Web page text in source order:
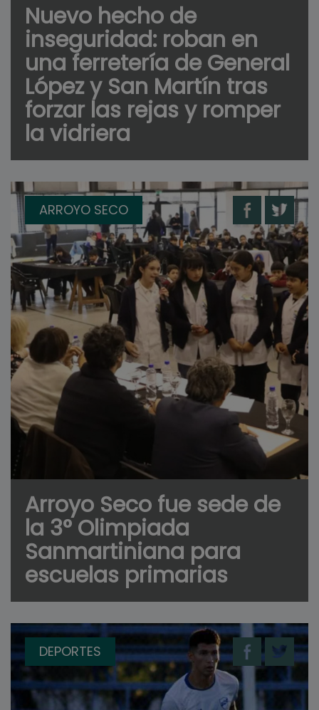
Nuevo hecho de
inseguridad: roban en
una ferretería de General
López y San Martín tras
forzar las rejas y romper
la vidriera
ARROYO SECO
Arroyo Seco fue sede de
la 3° Olimpiada
Sanmartiniana para
escuelas primarias
DEPORTES